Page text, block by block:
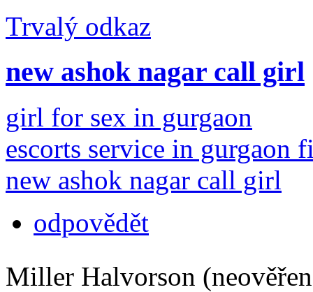
Trvalý odkaz
new ashok nagar call girl
girl for sex in gurgaon
escorts service in gurgaon
new ashok nagar call girl
odpovědět
Miller Halvorson